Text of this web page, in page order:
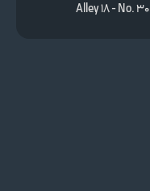
Alley 18 - No. 30